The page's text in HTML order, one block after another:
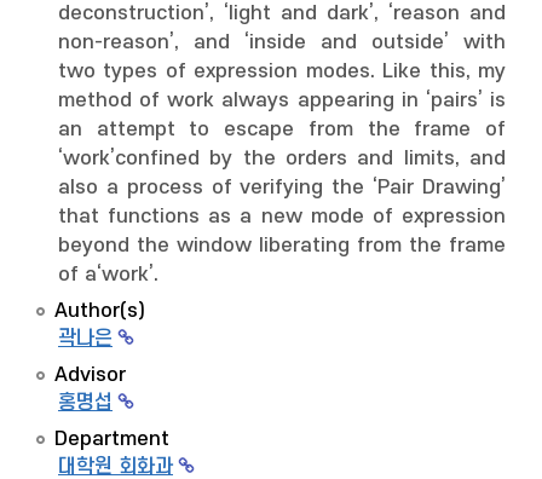
deconstruction’, ‘light and dark’, ‘reason and
non-reason’, and ‘inside and outside’ with
two types of expression modes. Like this, my
method of work always appearing in ‘pairs’ is
an attempt to escape from the frame of
‘work’confined by the orders and limits, and
also a process of verifying the ‘Pair Drawing’
that functions as a new mode of expression
beyond the window liberating from the frame
of a‘work’.
Author(s)
곽나은
Advisor
홍명섭
Department
대학원 회화과